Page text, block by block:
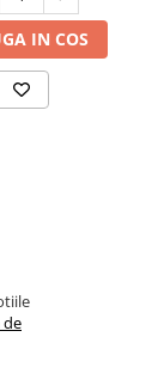
IN COS
de